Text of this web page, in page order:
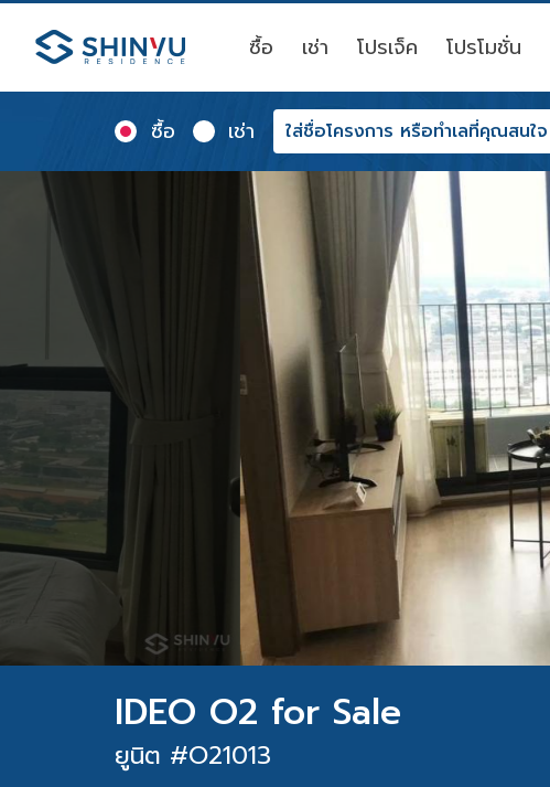
ซื้อ เช่า โปรเจ็ค โปรโมชั่น
ซื้อ เช่า
IDEO O2 for Sale
ยูนิต #O21013